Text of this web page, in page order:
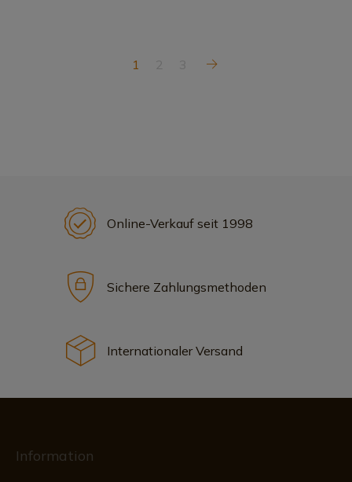
1 2 3
Online-Verkauf seit 1998
Sichere Zahlungsmethoden
Internationaler Versand
Information